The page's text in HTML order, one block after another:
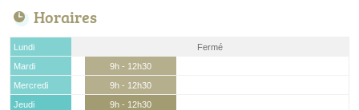
Horaires
Lundi
Fermé
Mardi
9h - 12h30
Mercredi
9h - 12h30
Jeudi
9h - 12h30